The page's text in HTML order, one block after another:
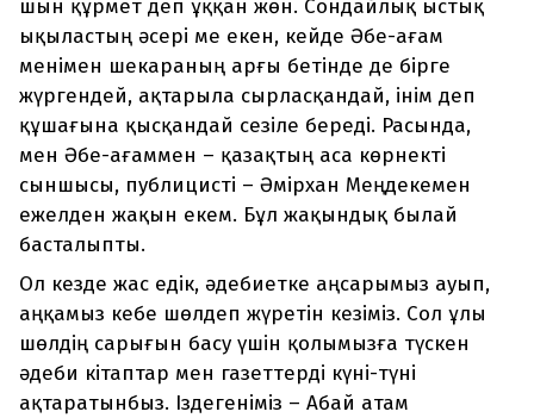
шын құрмет деп ұққан жөн. Сондайлық ыстық
ықыластың әсері ме екен, кейде Әбе-ағам
менімен шекараның арғы бетінде де бірге
жүргендей, ақтарыла сырласқандай, інім деп
құшағына қысқандай сезіле береді. Расында,
мен Әбе-ағаммен – қазақтың аса көрнекті
сыншысы, публицисті – Әмірхан Меңдекемен
ежелден жақын екем. Бұл жақындық былай
басталыпты.
Ол кезде жас едік, әдебиетке аңсарымыз ауып,
аңқамыз кебе шөлдеп жүретін кезіміз. Сол ұлы
шөлдің сарығын басу үшін қолымызға түскен
әдеби кітаптар мен газеттерді күні-түні
ақтаратынбыз. Іздегеніміз – Абай атам